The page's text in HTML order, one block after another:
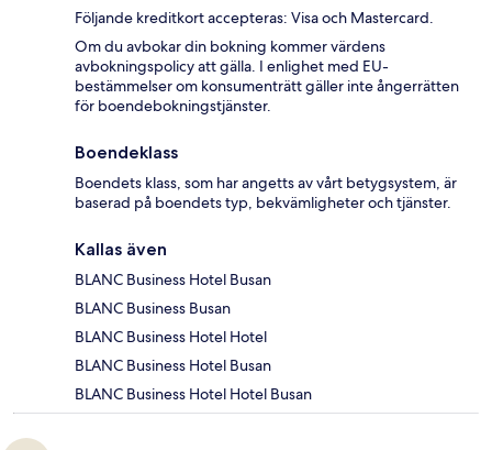
Följande kreditkort accepteras: Visa och Mastercard.
Om du avbokar din bokning kommer värdens
avbokningspolicy att gälla. I enlighet med EU-
bestämmelser om konsumenträtt gäller inte ångerrätten
för boendebokningstjänster.
Boendeklass
Boendets klass, som har angetts av vårt betygsystem, är
baserad på boendets typ, bekvämligheter och tjänster.
Kallas även
BLANC Business Hotel Busan
BLANC Business Busan
BLANC Business Hotel Hotel
BLANC Business Hotel Busan
BLANC Business Hotel Hotel Busan